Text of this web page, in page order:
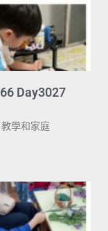
Day3027
學和家庭